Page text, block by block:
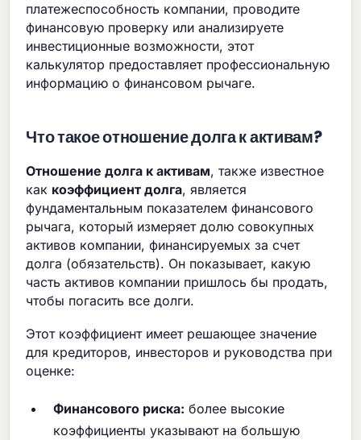
платежеспособность компании, проводите
финансовую проверку или анализируете
инвестиционные возможности, этот
калькулятор предоставляет профессиональную
информацию о финансовом рычаге.
Что такое отношение долга к активам?
Отношение долга к активам, также известное
как коэффициент долга, является
фундаментальным показателем финансового
рычага, который измеряет долю совокупных
активов компании, финансируемых за счет
долга (обязательств). Он показывает, какую
часть активов компании пришлось бы продать,
чтобы погасить все долги.
Этот коэффициент имеет решающее значение
для кредиторов, инвесторов и руководства при
оценке:
Финансового риска: более высокие
коэффициенты указывают на большую